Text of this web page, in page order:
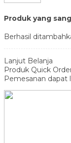
Produk yang
Berhasil
Lanjut Belanja
Produk Quick
Pemesanan